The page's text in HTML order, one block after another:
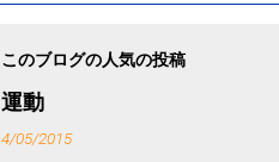
このブログの人気の投稿
運動
4/05/2015